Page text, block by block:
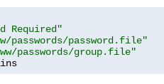
Required"
passwords/password.file"
passwords/group.file"